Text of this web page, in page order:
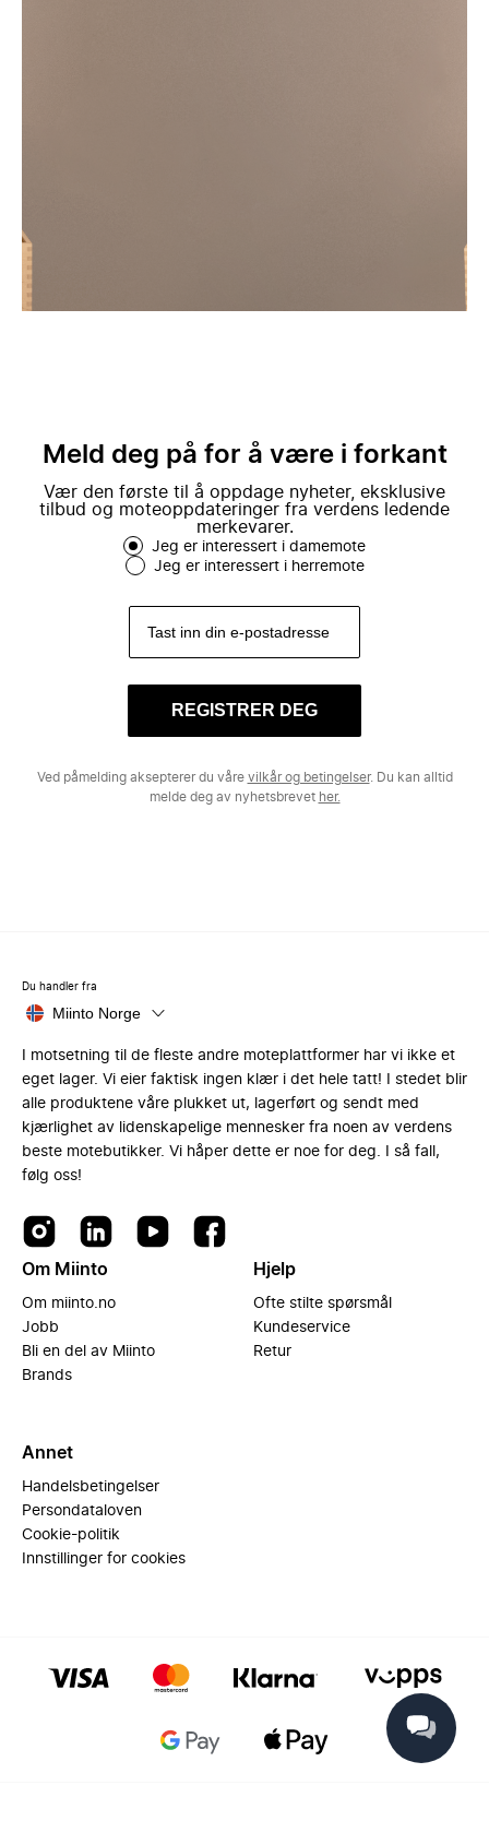
Meld deg på for å være i forkant
Vær den første til å oppdage nyheter, eksklusive
tilbud og moteoppdateringer fra verdens ledende
merkevarer.
Jeg er interessert i damemote
Jeg er interessert i herremote
REGISTRER DEG
Ved påmelding aksepterer du våre vilkår og betingelser. Du kan alltid
melde deg av nyhetsbrevet her.
Du handler fra
Miinto Norge
I motsetning til de fleste andre moteplattformer har vi ikke et
eget lager. Vi eier faktisk ingen klær i det hele tatt! I stedet blir
alle produktene våre plukket ut, lagerført og sendt med
kjærlighet av lidenskapelige mennesker fra noen av verdens
beste motebutikker. Vi håper dette er noe for deg. I så fall,
følg oss!
Om Miinto
Om miinto.no
Jobb
Bli en del av Miinto
Brands
Hjelp
Ofte stilte spørsmål
Kundeservice
Retur
Annet
Handelsbetingelser
Persondataloven
Cookie-politik
Innstillinger for cookies